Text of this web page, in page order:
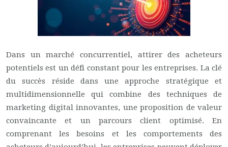
Dans un marché concurrentiel, attirer des acheteurs
potentiels est un défi constant pour les entreprises. La clé
du succès réside dans une approche stratégique et
multidimensionnelle qui combine des techniques de
marketing digital innovantes, une proposition de valeur
convaincante et un parcours client optimisé. En
comprenant les besoins et les comportements des